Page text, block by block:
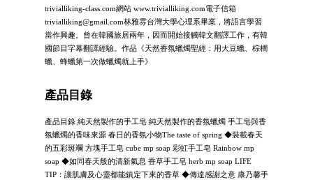
trivialliking-class.com網站 www.trivialliking.com電子信箱
trivialliking@gmail.com林雅雰台灣大學心理系畢業，將語言學習
當作興趣。曾在韓國旅居兩年，因而開始接觸韓文翻譯工作，有韓
國節目字幕翻譯經驗。作品《天然香氛蠟燭聖經：用大豆蠟、棕櫚
蠟、蜂蠟第一次做蠟燭就上手》
產品目錄
產品目錄 純天然製作的手工皂 純天然製作的香氛蠟燭 手工皂與香
氛蠟燭的香味來源 春日的香氛小物The taste of spring ◆裝載春天
的五彩斑斕 方塊手工皂 cube mp soap 彩虹手工皂 Rainbow mp
soap ◆如同春天般的清新氣息 香草手工皂 herb mp soap LIFE
TIP：讓肌膚及心靈都能鎮定下來的香草 ◆傳達感謝之意 康乃馨手